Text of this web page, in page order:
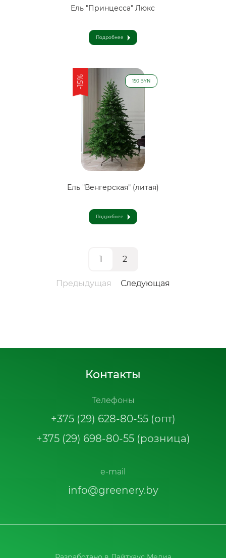
Ель "Принцесса" Люкс
Подробнее
-15% 150 BYN
Ель "Венгерская" (литая)
Подробнее
Предыдущая
1 2
Следующая
Контакты
Телефоны
+375 (29) 628-80-55 (опт)
+375 (29) 698-80-55 (розница)
e-mail
info@greenery.by